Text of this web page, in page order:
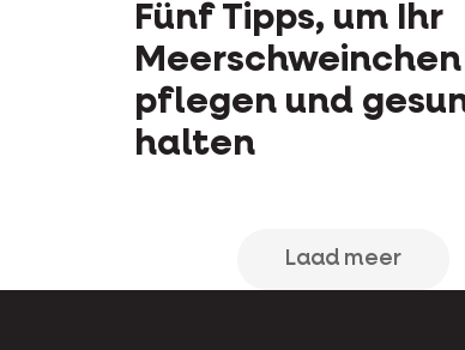
Fünf Tipps, um Ihr
Meerschweinchen
pflegen und
halten
Laad meer